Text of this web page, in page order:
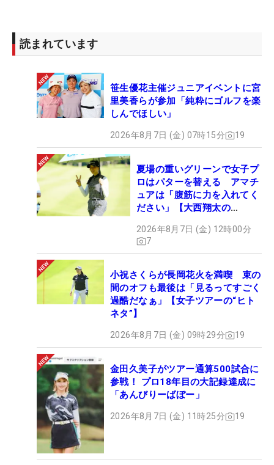
読まれています
笹生優花主催ジュニアイベントに宮
里美香らが参加「純粋にゴルフを楽
しんでほしい」
2026年8月7日 (金) 07時15分 19
夏場の重いグリーンで女子プ
ロはパターを替える アマチ
ュアは「腹筋に力を入れてく
ださい」【大西翔太の
2026年8月7日 (金) 12時00分
7
小祝さくらが長岡花火を満喫 束の
間のオフも最後は「見るってすごく
過酷だなぁ」【女子ツアーの“ヒト
ネタ”】
2026年8月7日 (金) 09時29分 19
金田久美子がツアー通算500試合に
参戦！ プロ18年目の大記録達成に
「あんびりーばぼー」
2026年8月7日 (金) 11時25分 19